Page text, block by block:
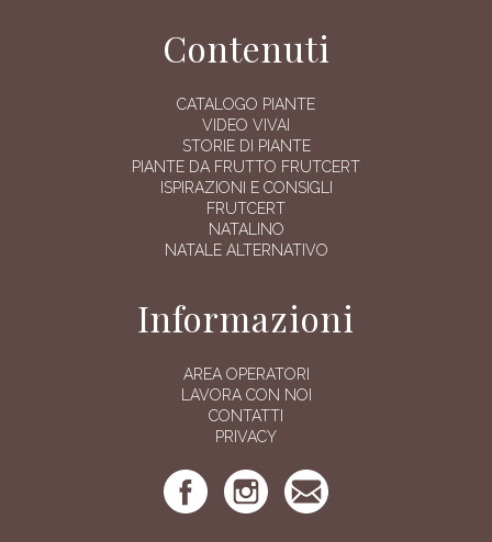
Contenuti
CATALOGO PIANTE
VIDEO VIVAI
STORIE DI PIANTE
PIANTE DA FRUTTO FRUTCERT
ISPIRAZIONI E CONSIGLI
FRUTCERT
NATALINO
NATALE ALTERNATIVO
Informazioni
AREA OPERATORI
LAVORA CON NOI
CONTATTI
PRIVACY